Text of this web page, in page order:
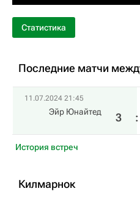
Статистика
Последние матчи
11.07.2024 21:45
Эйр Юнайтед 3 :
История встреч
Килмарнок